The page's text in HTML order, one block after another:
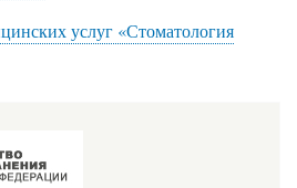
услуг «Стоматология